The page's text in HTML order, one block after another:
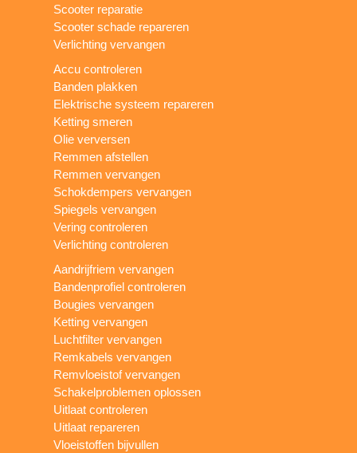
Scooter reparatie
Scooter schade repareren
Verlichting vervangen
Accu controleren
Banden plakken
Elektrische systeem repareren
Ketting smeren
Olie verversen
Remmen afstellen
Remmen vervangen
Schokdempers vervangen
Spiegels vervangen
Vering controleren
Verlichting controleren
Aandrijfriem vervangen
Bandenprofiel controleren
Bougies vervangen
Ketting vervangen
Luchtfilter vervangen
Remkabels vervangen
Remvloeistof vervangen
Schakelproblemen oplossen
Uitlaat controleren
Uitlaat repareren
Vloeistoffen bijvullen